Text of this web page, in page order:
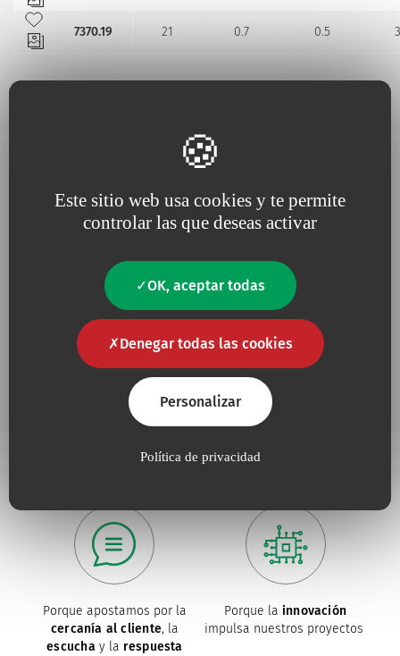
Este sitio web usa cookies y te permite
controlar las que deseas activar
OK, aceptar todas
Denegar todas las cookies
Personalizar
Política de privacidad
Añadir a mis favoritos
7370.19
21 0.7 0.5
Añadir a mis favoritos
7370.19
Información complementaria
Contiene látex
Presencia de productos de origen animal u
Apirógeno
Porque apostamos por la
cercanía al cliente, la
escucha y la respuesta
Porque la innovación
impulsa nuestros proyectos